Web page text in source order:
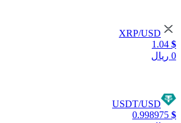
XRP/USD
$
1.04
0 ریال
USDT/USD
$
0.998975